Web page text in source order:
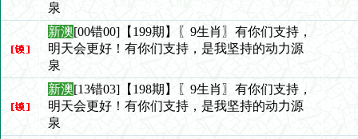
泉
新澳[00错00]【199期】〖9生肖〗有你们支持，
明天会更好！有你们支持，是我坚持的动力源
泉
新澳[13错03]【198期】〖9生肖〗有你们支持，
明天会更好！有你们支持，是我坚持的动力源
泉